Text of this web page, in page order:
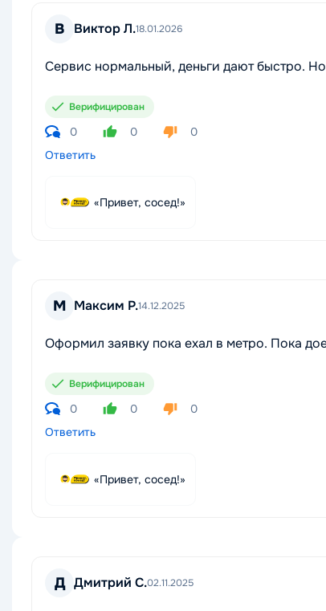
В Виктор Л.18.01.2026
Сервис нормальный, деньги дают быстро.
Верифицирован
0 0
0
Ответить
«Привет, сосед!»
М Максим Р.14.12.2025
Оформил заявку пока ехал в метро. Пока
Верифицирован
0 0
0
Ответить
«Привет, сосед!»
Д Дмитрий С.02.11.2025